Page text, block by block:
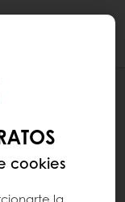
cookies